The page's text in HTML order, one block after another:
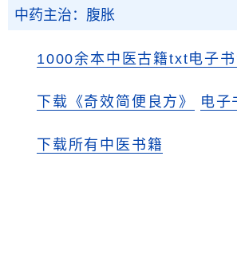
中药主治：腹胀
1000余本中医古籍txt电子
下载《奇效简便良方》 电子
下载所有中医书籍